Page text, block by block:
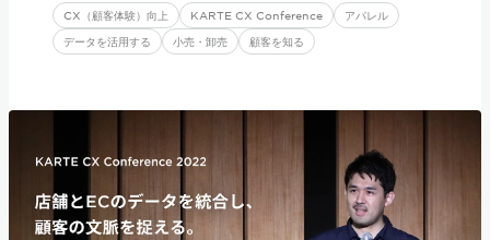
CX（顧客体験）向上 KARTE CX Conference
アパレル
データを活用する
小売・卸売 顧客を知る